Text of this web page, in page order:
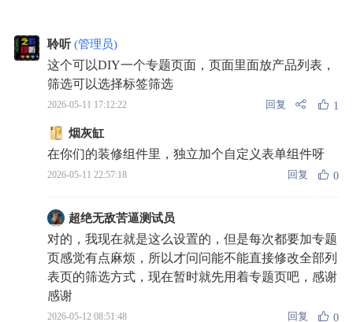
聆听 (管理员)
这个可以DIY一个专题页面，页面里面放产品列表，
筛选可以选择标签筛选
2026-05-11 17:12:22 回复 1
烟灰缸
在你们的装修组件里，独立加个自定义表单组件呀
2026-05-11 22:57:18 回复 0
超绝无敌苦逼测试员
对的，我现在就是这么设置的，但是每次都要加专题
页感觉有点麻烦，所以才问问能不能直接修改全部列
表页的筛选方式，现在暂时就先用着专题页吧，感谢
感谢
2026-05-12 08:51:48 回复 0